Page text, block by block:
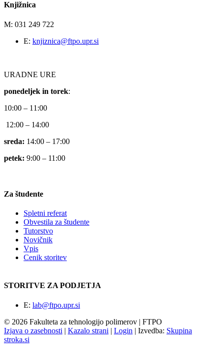
Knjižnica
M: 031 249 722
E: knjiznica@ftpo.upr.si
URADNE URE
ponedeljek in torek:
10:00 – 11:00
12:00 – 14:00
sreda: 14:00 – 17:00
petek: 9:00 – 11:00
Za študente
Spletni referat
Obvestila za študente
Tutorstvo
Novičnik
Vpis
Cenik storitev
STORITVE ZA PODJETJA
E: lab@ftpo.upr.si
© 2026 Fakulteta za tehnologijo polimerov | FTPO
Izjava o zasebnosti | Kazalo strani | Login | Izvedba: Skupina
stroka.si